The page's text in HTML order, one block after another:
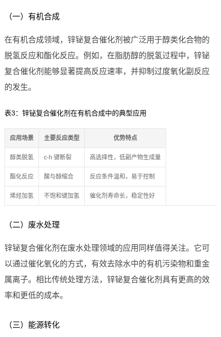
（一）有机合成
在有机合成领域，锌铋复合催化剂被广泛用于醇类化合物的
脱氢反应和酯化反应。例如，在脂肪醇的脱氢过程中，锌铋
复合催化剂能够显著提高反应速率，并抑制过度氧化副反应
的发生。
表3：锌铋复合催化剂在有机合成中的典型应用
应用场景 主要反应类型 优势特点
醇类脱氢 c-h 键断裂 高选择性，低副产物生成量
酯化反应 酸与醇缩合 反应条件温和，易于控制
烯烃加氢 不饱和键加氢 催化剂寿命长，稳定性好
（二）废水处理
锌铋复合催化剂在废水处理领域的应用同样值得关注。它可
以通过催化氧化的方式，有效去除水中的有机污染物和重金
属离子。相比传统处理方法，锌铋复合催化剂具有更高的效
率和更低的成本。
（三）能源转化